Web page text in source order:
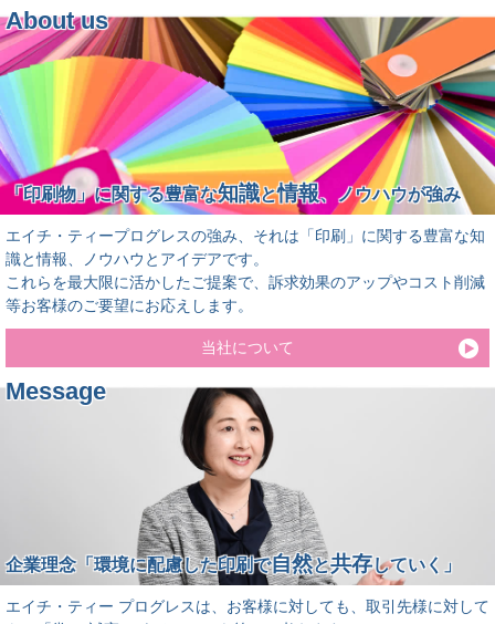
About us
「印刷物」に関する豊富な知識と情報、ノウハウが強み
エイチ・ティープログレスの強み、それは「印刷」に関する豊富な知
識と情報、ノウハウとアイデアです。
これらを最大限に活かしたご提案で、訴求効果のアップやコスト削減
等お客様のご要望にお応えします。
当社について
Message
企業理念「環境に配慮した印刷で自然と共存していく」
エイチ・ティー プログレスは、お客様に対しても、取引先様に対して